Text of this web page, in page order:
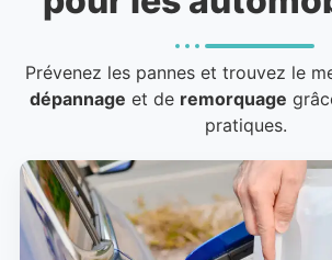
Prévenez les pannes et trouvez le
dépannage et de remorquage
pratiques.